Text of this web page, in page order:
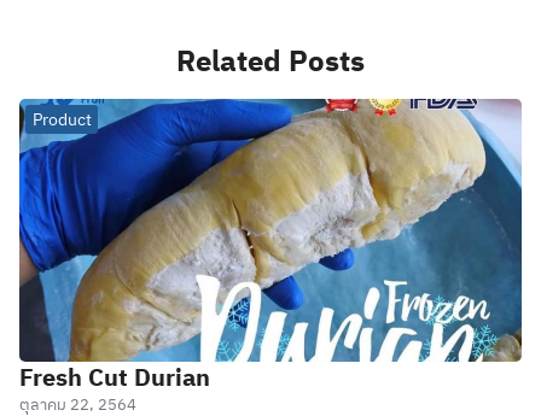
Related Posts
Product
Fresh Cut Durian
ตุลาคม 22, 2564